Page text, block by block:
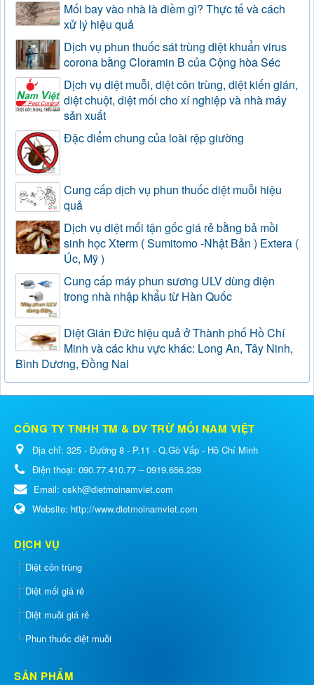
Mối bay vào nhà là điềm gì? Thực tế và cách
xử lý hiệu quả
Dịch vụ phun thuốc sát trùng diệt khuẩn virus
corona bằng Cloramin B của Cộng hòa Séc
Dịch vụ diệt muỗi, diệt côn trùng, diệt kiến gián,
diệt chuột, diệt mối cho xí nghiệp và nhà máy
sản xuất
Đặc điểm chung của loài rệp giường
Cung cấp dịch vụ phun thuốc diệt muỗi hiệu
quả
Dịch vụ diệt mối tận gốc giá rẻ bằng bả mồi
sinh học Xterm ( Sumitomo -Nhật Bản ) Extera (
Úc, Mỹ )
Cung cấp máy phun sương ULV dùng điện
trong nhà nhập khẩu từ Hàn Quốc
Diệt Gián Đức hiệu quả ở Thành phố Hồ Chí
Minh và các khu vực khác: Long An, Tây Ninh,
Bình Dương, Đồng Nai
CÔNG TY TNHH TM & DV TRỪ MỐI NAM VIỆT
Địa chỉ: 325 - Đường 8 - P.11 - Q.Gò Vấp - Hồ Chí Minh
Điện thoại: 090.77.410.77 – 0919.656.239
Email: cskh@dietmoinamviet.com
Website: http://www.dietmoinamviet.com
DỊCH VỤ
Diệt côn trùng
Diệt mối giá rẻ
Diệt muỗi giá rẻ
Phun thuốc diệt muỗi
SẢN PHẨM